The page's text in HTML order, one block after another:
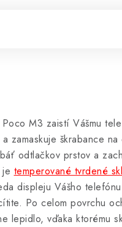
M3 zaistí Vášmu
zamaskuje škrabance
odtlačkov prstov a
temperované tvrdené
displeju Vášho
Po celom povrchu
lepidlo, vďaka ktorému